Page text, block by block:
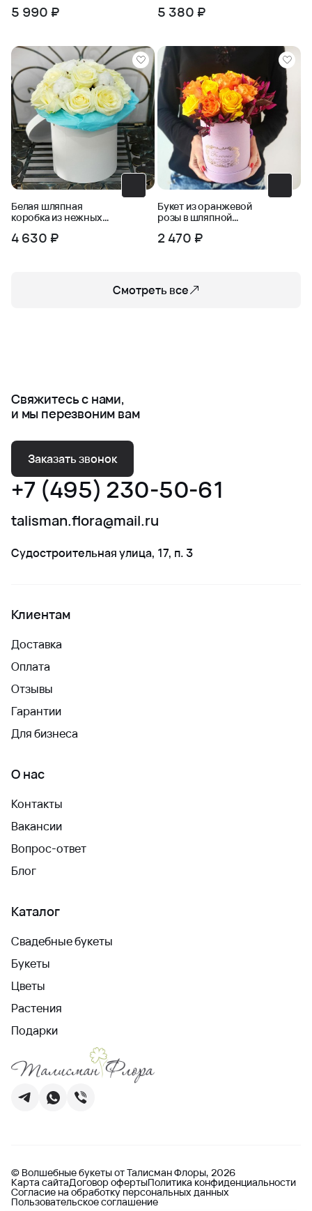
5 990 ₽ 5 380 ₽
Белая шляпная
коробка из нежных
4 630 ₽
Букет из оранжевой
розы в шляпной
2 470 ₽
Смотреть все
Свяжитесь с нами,
и мы перезвоним вам
Заказать звонок
+7 (495) 230-50-61
talisman.flora@mail.ru
Судостроительная улица, 17, п. 3
Клиентам
Доставка
Оплата
Отзывы
Гарантии
Для бизнеса
О нас
Контакты
Вакансии
Вопрос-ответ
Блог
Каталог
Свадебные букеты
Букеты
Цветы
Растения
Подарки
© Волшебные букеты от Талисман Флоры, 2026
Карта сайтаДоговор офертыПолитика конфиденциальности
Согласие на обработку персональных данных
Пользовательское соглашение